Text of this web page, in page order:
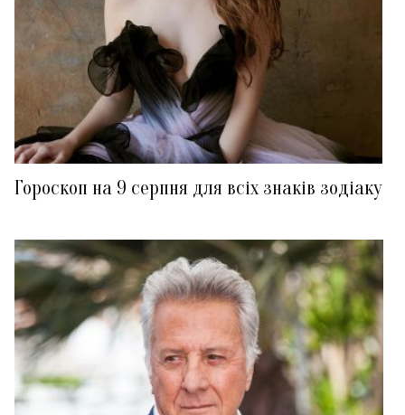
Гороскоп на 9 серпня для всіх знаків зодіаку